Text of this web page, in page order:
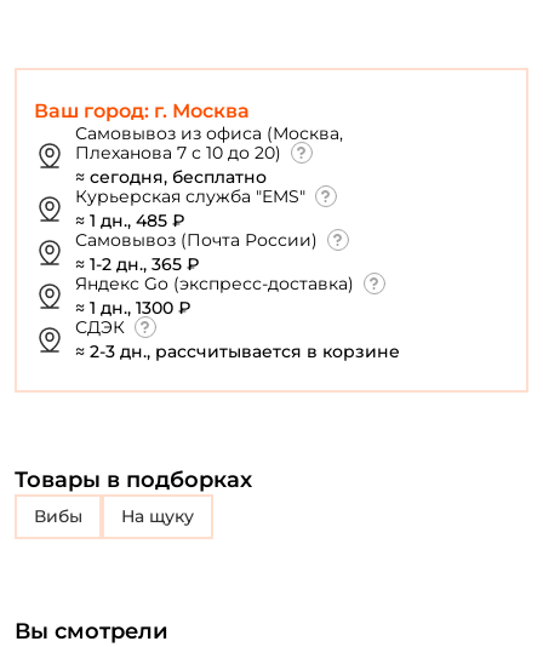
Ваш город: г. Москва
Самовывоз из офиса (Москва,
Плеханова 7 с 10 до 20)
≈ сегодня, бесплатно
Курьерская служба "EMS"
≈ 1 дн., 485 ₽
Самовывоз (Почта России)
≈ 1-2 дн., 365 ₽
Яндекс Go (экспресс-доставка)
≈ 1 дн., 1300 ₽
СДЭК
≈ 2-3 дн., рассчитывается в корзине
Товары в подборках
Вибы на щуку
Вы смотрели